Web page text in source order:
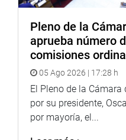
Labor de investigación en
-Vicente Rodolfo Walde
Formación académica: 18
Experiencia profesional: 35
Labor de investigación en
Total: 59.67 puntos
-Aarón Oyarce Yuzzelli
Formación académica: 20
Pleno de la
aprueba número
comisiones
05 Ago 2026 | 17:28 h
El Pleno de la
por su presidente,
por mayoría, el...